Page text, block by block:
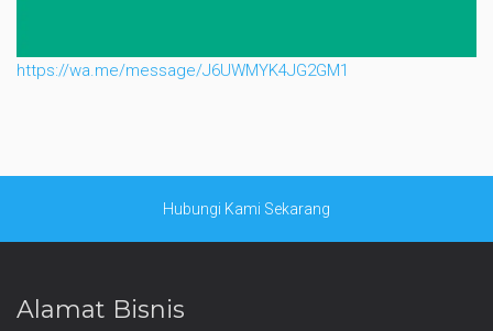
https://wa.me/message/J6UWMYK4JG2GM1
Hubungi Kami Sekarang
Alamat Bisnis